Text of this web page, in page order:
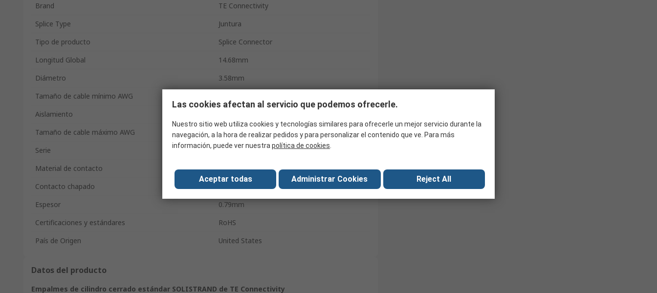
Brand
TE Connectivity
Splice Type
Juntura
Tipo de producto
Splice Connector
Longitud Global
14.68mm
Diámetro
3.58mm
Tamaño de cable mínimo AWG
Aislamiento
Tamaño de cable máximo AWG
16AWG
Serie
Solistrand
Material de contacto
Copper
Contacto chapado
Espesor
0.79mm
Certificaciones y estándares
RoHS
País de Origen
United States
Datos del producto
Empalmes de cilindro cerrado estándar SOLISTRAND de TE Connectivity
Las cookies afectan al servicio que podemos ofrecerle.
Nuestro sitio web utiliza cookies y tecnologías similares para ofrecerle un mejor servicio durante la
navegación, a la hora de realizar pedidos y para personalizar el contenido que ve. Para más
información, puede ver nuestra política de cookies
Aceptar todas Administrar Cookies Reject All